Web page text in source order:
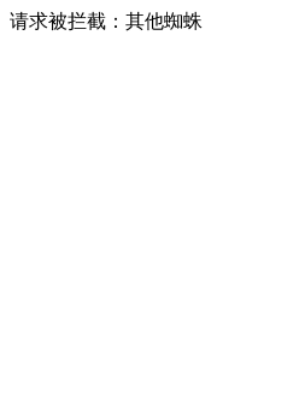
请求被拦截：其他蜘蛛